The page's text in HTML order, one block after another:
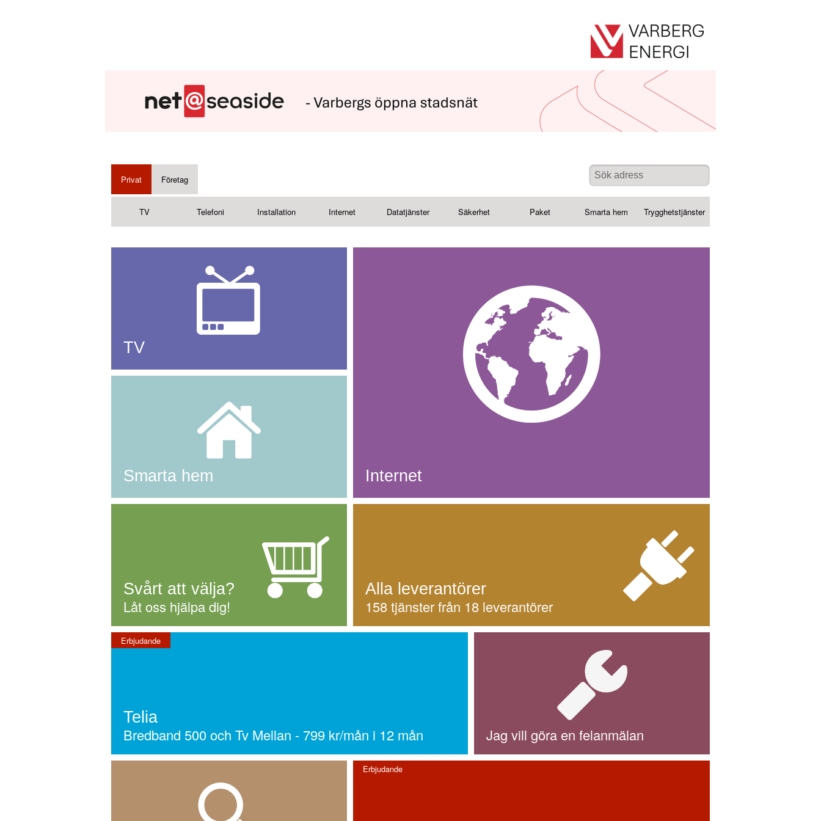
Privat Företag
TV Telefoni Installation Internet Datatjänster Säkerhet Paket Smarta hem Trygghetstjänster
TV
Internet
Smarta hem
Svårt att välja?
Låt oss hjälpa dig!
Alla leverantörer
158 tjänster från 18 leverantörer
Erbjudande
Telia
Bredband 500 och Tv Mellan - 799 kr/mån i 12 mån
Jag vill göra en felanmälan
Erbjudande